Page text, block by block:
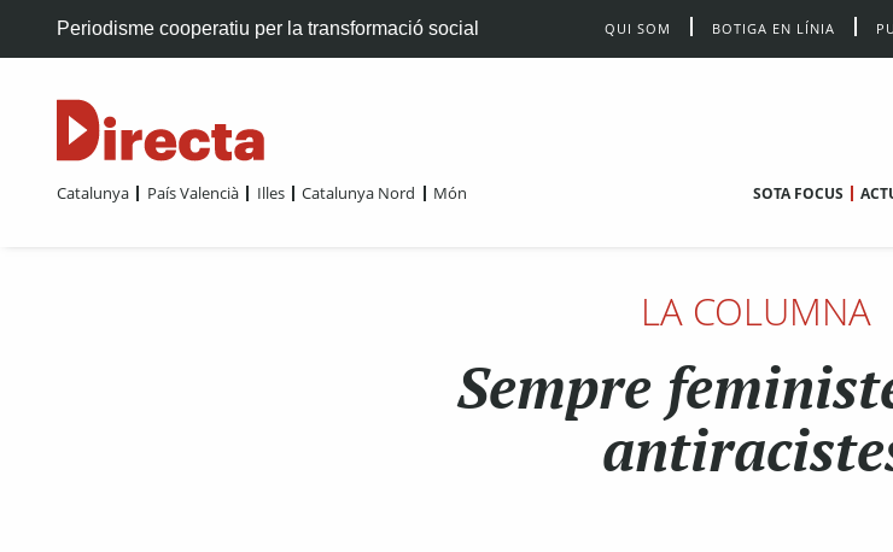
Periodisme cooperatiu per la transformació social QUI SOM BOTIGA EN LÍNIA
Catalunya País Valencià Illes Catalunya Nord Món SOTA FOCUS
LA COLUMNA
Sempre